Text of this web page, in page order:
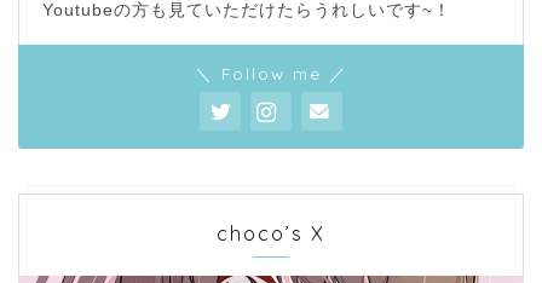
Youtubeの方も見ていただけたらうれしいです~！
＼ Follow me ／
choco’s X